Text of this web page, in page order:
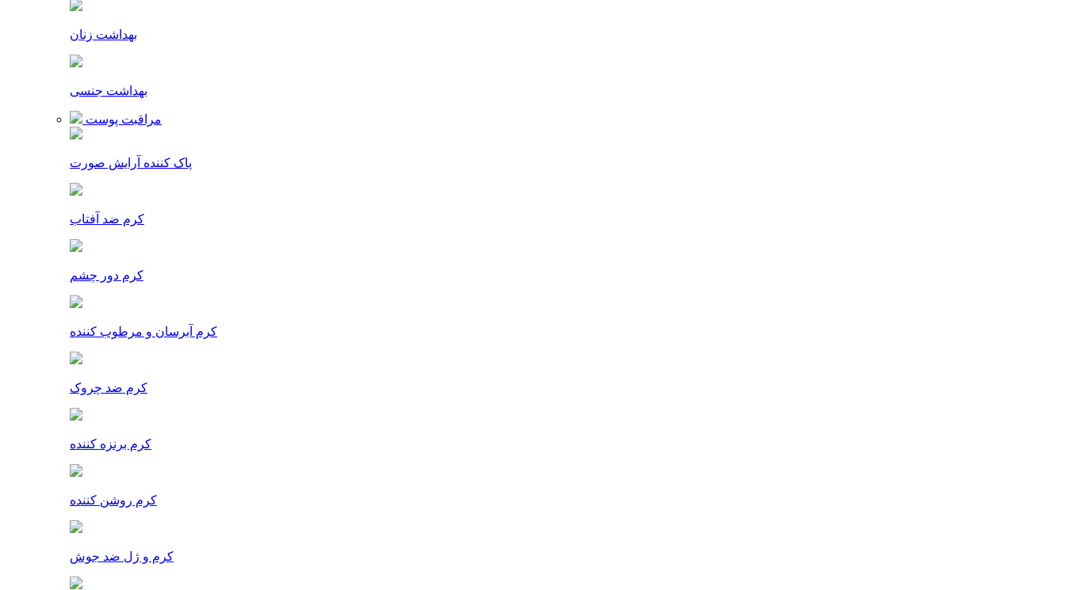
بهداشت زنان
بهداشت جنسی
مراقبت پوست
پاک کننده آرایش صورت
کرم ضد آفتاب
کرم دور چشم
کرم آبرسان و مرطوب کننده
کرم ضد چروک
کرم برنزه کننده
کرم روشن کننده
کرم و ژل ضد جوش